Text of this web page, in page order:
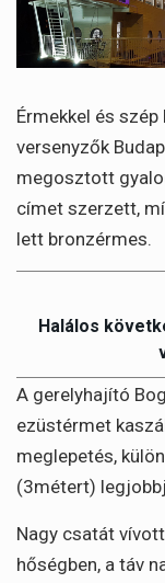
Érmekkel és
versenyzők
megosztott
címet szerzett,
lett bronzérmes.
Halálos
A gerelyhajító
ezüstérmet
meglepetés,
(3métert)
Nagy csatát
hőségben, a táv